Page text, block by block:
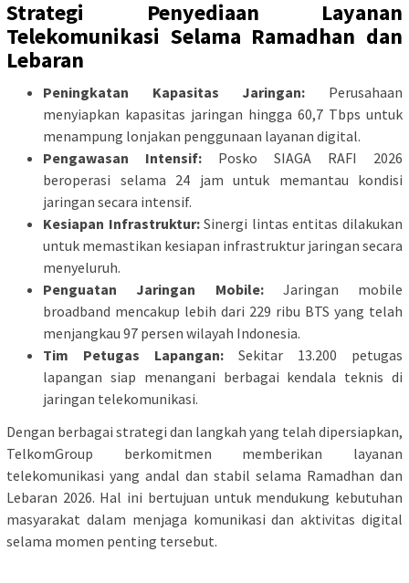
Strategi Penyediaan Layanan
Telekomunikasi Selama Ramadhan dan
Lebaran
Peningkatan Kapasitas Jaringan: Perusahaan
menyiapkan kapasitas jaringan hingga 60,7 Tbps untuk
menampung lonjakan penggunaan layanan digital.
Pengawasan Intensif: Posko SIAGA RAFI 2026
beroperasi selama 24 jam untuk memantau kondisi
jaringan secara intensif.
Kesiapan Infrastruktur:Sinergi lintas entitas dilakukan
untuk memastikan kesiapan infrastruktur jaringan secara
menyeluruh.
Penguatan Jaringan Mobile:Jaringan mobile
broadband mencakup lebih dari 229 ribu BTS yang telah
menjangkau 97 persen wilayah Indonesia.
Tim Petugas Lapangan: Sekitar 13.200 petugas
lapangan siap menangani berbagai kendala teknis di
jaringan telekomunikasi.
Dengan berbagai strategi dan langkah yang telah dipersiapkan,
TelkomGroup berkomitmen memberikan layanan
telekomunikasi yang andal dan stabil selama Ramadhan dan
Lebaran 2026. Hal ini bertujuan untuk mendukung kebutuhan
masyarakat dalam menjaga komunikasi dan aktivitas digital
selama momen penting tersebut.